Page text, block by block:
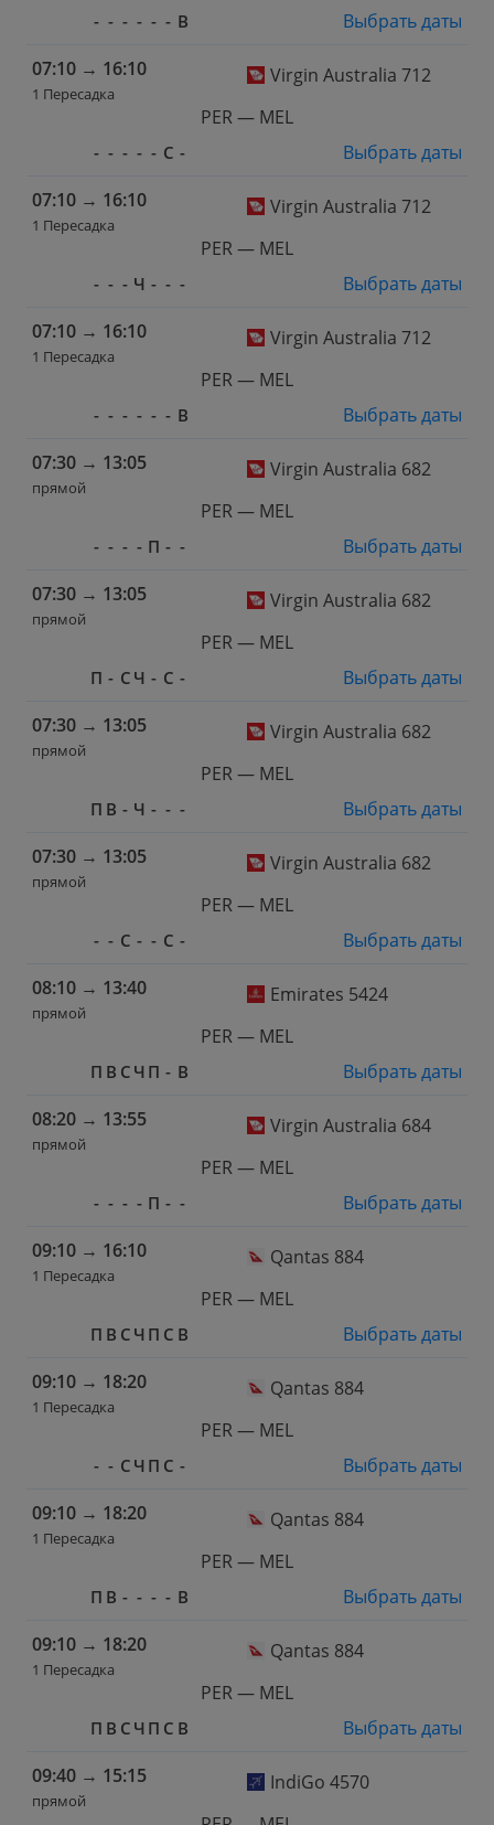
- - - - - - В
Выбрать даты
07:10 → 16:10
1 Пересадка
Virgin Australia 712
PER — MEL
- - - - - С -
Выбрать даты
07:10 → 16:10
1 Пересадка
Virgin Australia 712
PER — MEL
- - - Ч - - -
Выбрать даты
07:10 → 16:10
1 Пересадка
Virgin Australia 712
PER — MEL
- - - - - - В
Выбрать даты
07:30 → 13:05
прямой
Virgin Australia 682
PER — MEL
- - - - П - -
Выбрать даты
07:30 → 13:05
прямой
Virgin Australia 682
PER — MEL
П - С Ч - С -
Выбрать даты
07:30 → 13:05
прямой
Virgin Australia 682
PER — MEL
П В - Ч - - -
Выбрать даты
07:30 → 13:05
прямой
Virgin Australia 682
PER — MEL
- - С - - С -
Выбрать даты
08:10 → 13:40
прямой
Emirates 5424
PER — MEL
П В С Ч П - В
Выбрать даты
08:20 → 13:55
прямой
Virgin Australia 684
PER — MEL
- - - - П - -
Выбрать даты
09:10 → 16:10
1 Пересадка
Qantas 884
PER — MEL
П В С Ч П С В
Выбрать даты
09:10 → 18:20
1 Пересадка
Qantas 884
PER — MEL
- - С Ч П С -
Выбрать даты
09:10 → 18:20
1 Пересадка
Qantas 884
PER — MEL
П В - - - - В
Выбрать даты
09:10 → 18:20
1 Пересадка
Qantas 884
PER — MEL
П В С Ч П С В
Выбрать даты
09:40 → 15:15
прямой
IndiGo 4570